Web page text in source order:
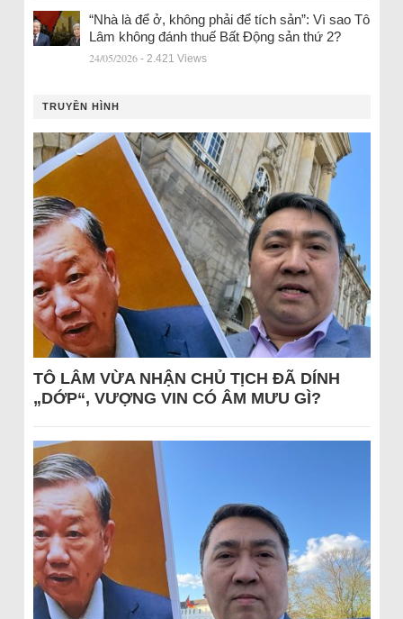
“Nhà là để ở, không phải để tích sản”: Vì sao Tô
Lâm không đánh thuế Bất Động sản thứ 2?
24/05/2026 - 2.421 Views
TRUYỀN HÌNH
TÔ LÂM VỪA NHẬN CHỦ TỊCH ĐÃ DÍNH
„DỚP“, VƯỢNG VIN CÓ ÂM MƯU GÌ?